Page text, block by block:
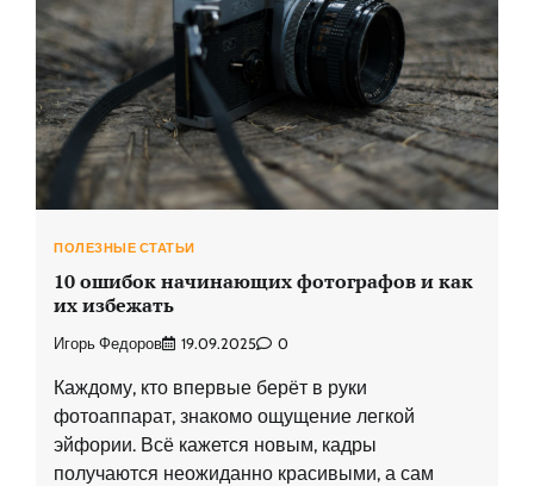
ПОЛЕЗНЫЕ СТАТЬИ
10 ошибок начинающих фотографов и как
их избежать
Игорь Федоров 19.09.2025 0
Каждому, кто впервые берёт в руки
фотоаппарат, знакомо ощущение легкой
эйфории. Всё кажется новым, кадры
получаются неожиданно красивыми, а сам